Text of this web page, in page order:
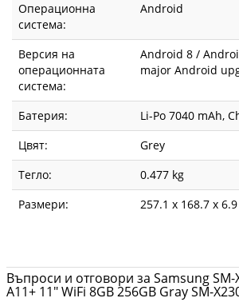
Операционна
система:
Android
Версия на
операционната
система:
Android 8 /
major Android
Батерия:
Li-Po 7040 mAh,
Цвят:
Grey
Тегло:
0.477 kg
Размери:
257.1 x 168.7 x
Въпроси и отговори за Samsung SM-
A11+ 11" WiFi 8GB 256GB Gray SM-